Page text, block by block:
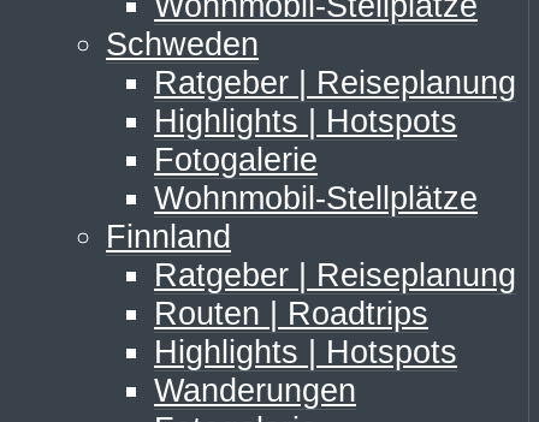
Schweden
Ratgeber | Reiseplanung
Highlights | Hotspots
Fotogalerie
Wohnmobil-Stellplätze
Finnland
Ratgeber | Reiseplanung
Routen | Roadtrips
Highlights | Hotspots
Wanderungen